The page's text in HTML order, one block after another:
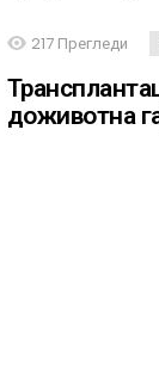
217 Прегледи
доживотна